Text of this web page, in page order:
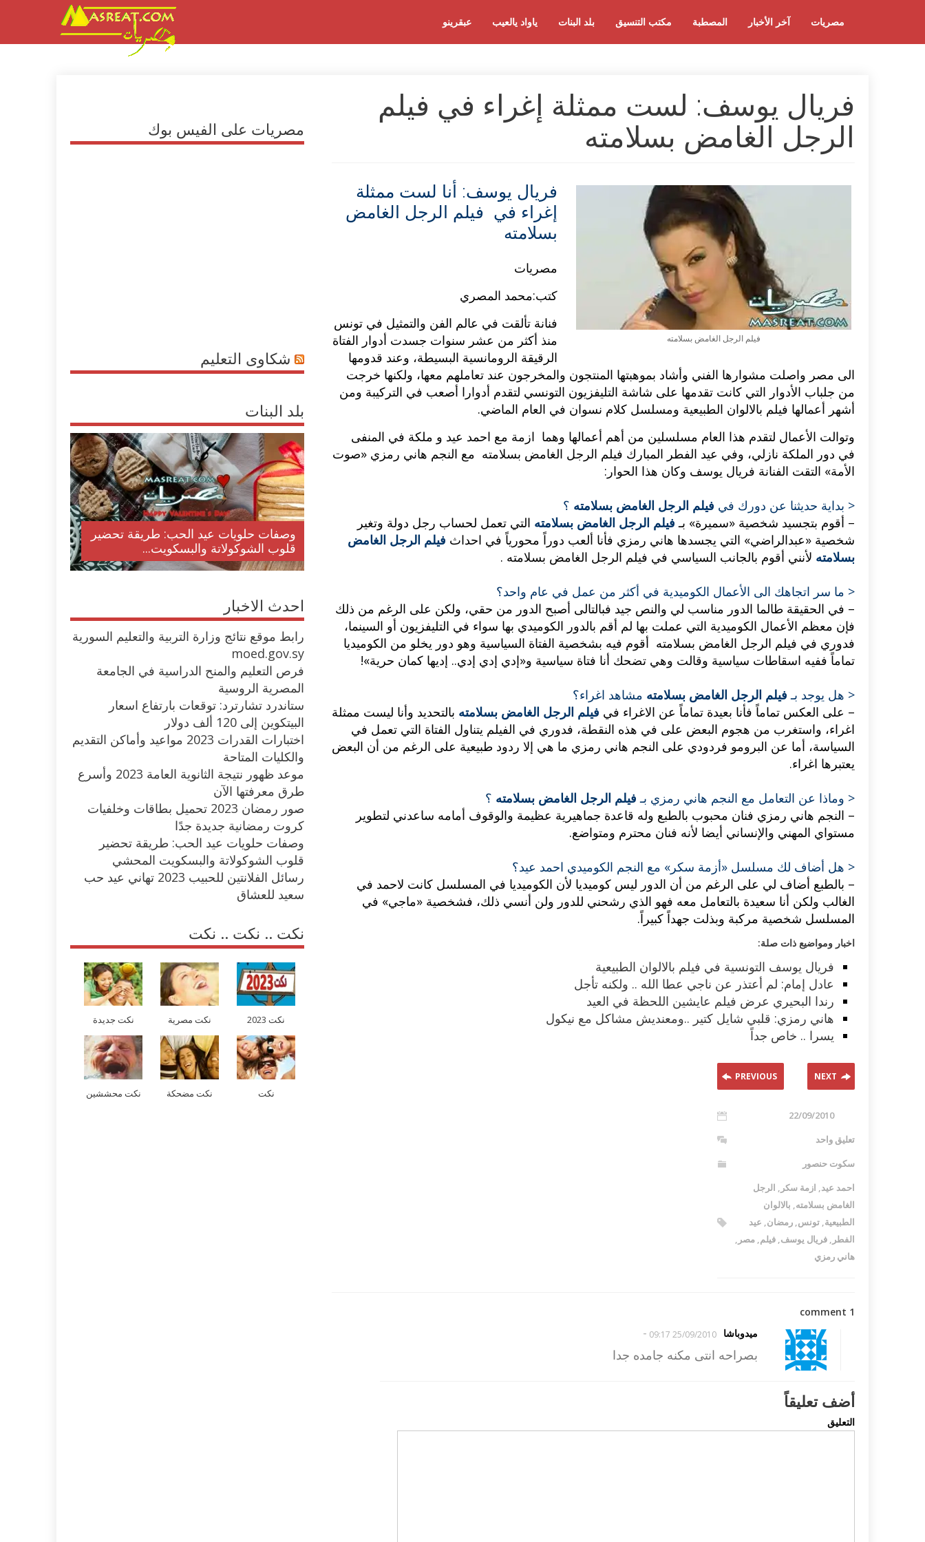
عبقرينو ياواد يالعيب بلد البنات مكتب التنسيق المصطبة آخر الأخبار مصريات
فريال يوسف: لست ممثلة إغراء في فيلم
الرجل الغامض بسلامته
فيلم الرجل الغامض بسلامته
فريال يوسف: أنا لست ممثلة
إغراء في فيلم الرجل الغامض
بسلامته
مصريات
كتب:محمد المصري
فنانة تألقت في عالم الفن والتمثيل في تونس
منذ أكثر من عشر سنوات جسدت أدوار الفتاة
الرقيقة الرومانسية البسيطة، وعند قدومها
الى مصر واصلت مشوارها الفني وأشاد بموهبتها المنتجون والمخرجون عند تعاملهم معها، ولكنها خرجت
من جلباب الأدوار التي كانت تقدمها على شاشة التليفزيون التونسي لتقدم أدوارا أصعب في التركيبة ومن
أشهر أعمالها فيلم بالالوان الطبيعية ومسلسل كلام نسوان في العام الماضي.
وتوالت الأعمال لتقدم هذا العام مسلسلين من أهم أعمالها وهما ازمة مع احمد عيد و ملكة في المنفى
في دور الملكة نازلي، وفي عيد الفطر المبارك فيلم الرجل الغامض بسلامته مع النجم هاني رمزي «صوت
الأمة» التقت الفنانة فريال يوسف وكان هذا الحوار:
< بداية حديثنا عن دورك في فيلم الرجل الغامض بسلامته ؟
– أقوم بتجسيد شخصية «سميرة» بـفيلم الرجل الغامض بسلامته التي تعمل لحساب رجل دولة وتغير
شخصية «عبدالراضي» التي يجسدها هاني رمزي فأنا ألعب دوراً محورياً في احداث فيلم الرجل الغامض
بسلامته لأنني أقوم بالجانب السياسي في فيلم الرجل الغامض بسلامته .
< ما سر اتجاهك الى الأعمال الكوميدية في أكثر من عمل في عام واحد؟
– في الحقيقة طالما الدور مناسب لي والنص جيد فبالتالى أصبح الدور من حقي، ولكن على الرغم من ذلك
فإن معظم الأعمال الكوميدية التي عملت بها لم أقم بالدور الكوميدي بها سواء في التليفزيون أو السينما،
فدوري في فيلم الرجل الغامض بسلامته أقوم فيه بشخصية الفتاة السياسية وهو دور يخلو من الكوميديا
تماماً ففيه اسقاطات سياسية وقالت وهي تضحك أنا فتاة سياسية و«إدي إدي إدي.. إديها كمان حرية»!
< هل يوجد بـ فيلم الرجل الغامض بسلامته مشاهد اغراء؟
– على العكس تماماً فأنا بعيدة تماماً عن الاغراء في فيلم الرجل الغامض بسلامته بالتحديد وأنا ليست ممثلة
اغراء، واستغرب من هجوم البعض على في هذه النقطة، فدوري في الفيلم يتناول الفتاة التي تعمل في
السياسة، أما عن البرومو فردودي على النجم هاني رمزي ما هي إلا ردود طبيعية على الرغم من أن البعض
يعتبرها اغراء.
< وماذا عن التعامل مع النجم هاني رمزي بـفيلم الرجل الغامض بسلامته ؟
– النجم هاني رمزي فنان محبوب بالطبع وله قاعدة جماهيرية عظيمة والوقوف أمامه ساعدني لتطوير
مستواي المهني والإنساني أيضا لأنه فنان محترم ومتواضع.
< هل أضاف لك مسلسل «أزمة سكر» مع النجم الكوميدي احمد عيد؟
– بالطبع أضاف لي على الرغم من أن الدور ليس كوميديا لأن الكوميديا في المسلسل كانت لاحمد في
الغالب ولكن أنا سعيدة بالتعامل معه فهو الذي رشحني للدور ولن أنسي ذلك، فشخصية «ماجي» في
المسلسل شخصية مركبة وبذلت جهداً كبيراً.
اخبار ومواضيع ذات صلة:
فريال يوسف التونسية في فيلم بالالوان الطبيعية
عادل إمام: لم أعتذر عن ناجي عطا الله .. ولكنه تأجل
رندا البحيري عرض فيلم عايشين اللحظة في العيد
هاني رمزي: قلبي شايل كتير ..ومعنديش مشاكل مع نيكول
يسرا .. خاص جداً
PREVIOUS NEXT
22/09/2010
تعليق واحد
سكوت حنصور
احمد عيد, ازمة سكر , الرجل
الغامض بسلامته, بالالوان
الطبيعية, تونس, رمضان, عيد
الفطر , فريال يوسف, فيلم, مصر ,
هاني رمزي
1 comment
ميدوباشا
25/09/2010 09:17
-
بصراحه انتى مكنه جامده جدا
أضف تعليقاً
التعليق
مصريات على الفيس بوك
شكاوى التعليم
بلد البنات
وصفات حلويات عيد الحب: طريقة تحضير
قلوب الشوكولاتة والبسكويت...
وصفات أكلات عيد راس السنة الميلادية
والميلاد المجيد الكريسما...
طريقة تحضير حلاوة المولد النبوي مع
وصفات بالفيديو والصور...
اكلات عيد الاضحى 2023 وصفات طبخ
احدث الاخبار
رابط موقع نتائج وزارة التربية والتعليم السورية
moed.gov.sy
فرص التعليم والمنح الدراسية في الجامعة
المصرية الروسية
ستاندرد تشارترد: توقعات بارتفاع اسعار
البيتكوين إلى 120 ألف دولار
اختبارات القدرات 2023 مواعيد وأماكن التقديم
والكليات المتاحة
موعد ظهور نتيجة الثانوية العامة 2023 وأسرع
طرق معرفتها الآن
صور رمضان 2023 تحميل بطاقات وخلفيات
كروت رمضانية جديدة جدًا
وصفات حلويات عيد الحب: طريقة تحضير
قلوب الشوكولاتة والبسكويت المحشي
رسائل الفلانتين للحبيب 2023 تهاني عيد حب
سعيد للعشاق
نكت .. نكت .. نكت
نكت 2023 نكت مصرية نكت جديدة
نكت نكت مضحكة نكت محششين